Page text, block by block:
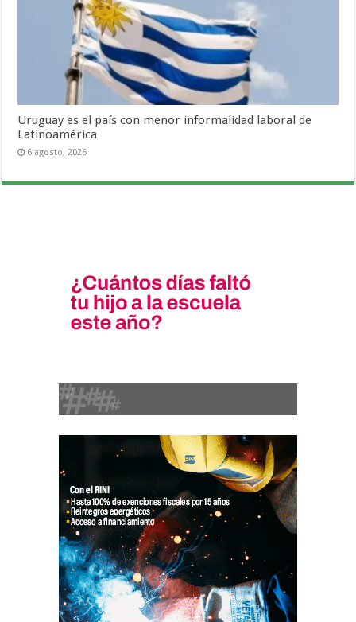
Uruguay es el país con menor informalidad laboral de
Latinoamérica
6 agosto, 2026